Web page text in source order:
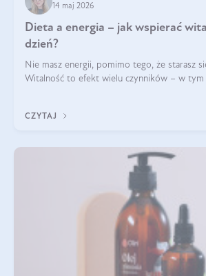
14 maj 2026
Dieta a energia – jak wspierać
dzień?
Nie masz energii, pomimo tego, że starasz
Witalność to efekt wielu czynników – w tym
CZYTAJ